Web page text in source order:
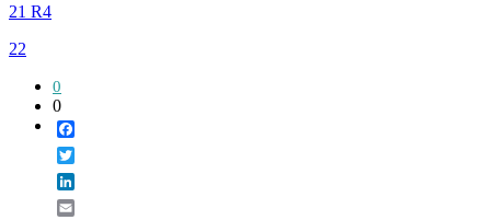
21 R4
22
0
0